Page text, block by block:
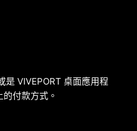
是 VIVEPORT 桌面應用程
付款方式。